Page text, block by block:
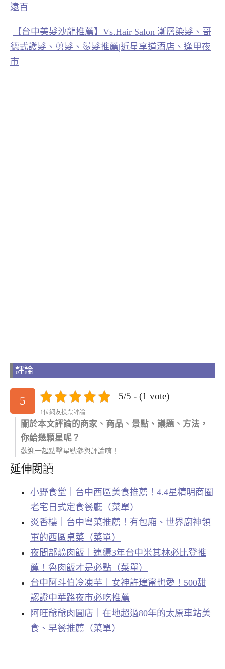
遠百
【台中美髮沙龍推薦】Vs.Hair Salon 漸層染髮、哥
德式護髮、剪髮、燙髮推薦|近星享道酒店、逢甲夜
市
評論
5 5/5 - (1 vote)
1位網友投票評論
關於本文評論的商家、商品、景點、議題、方法，
你給幾顆星呢？
歡迎一起點擊星號參與評論唷！
延伸閱讀
小野食堂｜台中西區美食推薦！4.4星精明商圈
老宅日式定食餐廳（菜單）
炎香樓｜台中粵菜推薦！有包廂、世界廚神領
軍的西區桌菜（菜單）
夜間部爌肉飯｜連續3年台中米其林必比登推
薦！魯肉飯才是必點（菜單）
台中阿斗伯冷凍芋｜女神許瑋甯也愛！500甜
認證中華路夜市必吃推薦
阿旺爺爺肉圓店｜在地超過80年的太原車站美
食、早餐推薦（菜單）